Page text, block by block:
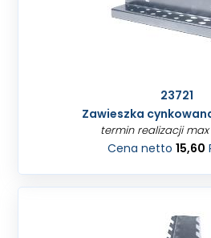
23721
Zawieszka
termin realizacji max
Cena netto15,60